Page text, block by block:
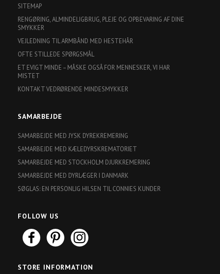
SITEMAP
RENGØRING, ALMINDELIGBRUG, PLEJE OG OPBEVARING AF DINE
SMYKKER
VEJLEDNING TIL ARMBÅND MED HESTEHÅR
OFTE STILLEDE SPØRGSMÅL
ET EVIGT MINDE – MÅSKE OGSÅ FOR MENNESKER, VI HAR
MISTET
KONTAKT VEDRØRENDE MINDESMYKKER
SAMARBEJDE
SAMARBEJDE MED JYSK DYREKREMERING
SAMARBEJDE MED KÆLEDYRSKREMATORIET
SAMARBEJDE MED STOCKHOLM DJURKREMERING
SAMARBEJDE MED DYRLÆGER I DANMARK
SØGLAS: EN PERSONLIG HILSEN TIL CONNIES KUNDER
FOLLOW US
STORE INFORMATION